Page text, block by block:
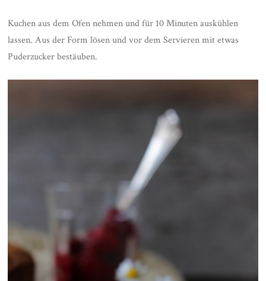
Kuchen aus dem Ofen nehmen und für 10 Minuten auskühlen
lassen. Aus der Form lösen und vor dem Servieren mit etwas
Puderzucker bestäuben.